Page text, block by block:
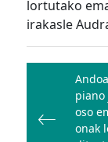
lortutako
irakasle
zehar
nabigatu
oso
onak